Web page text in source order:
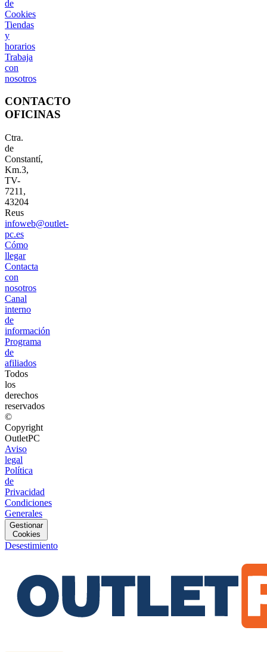
de
Cookies
Tiendas
y
horarios
Trabaja
con
nosotros
CONTACTO
OFICINAS
Ctra.
de
Constantí,
Km.3,
TV-
7211,
43204
Reus
infoweb@outlet-
pc.es
Cómo
llegar
Contacta
con
nosotros
Canal
interno
de
información
Programa
de
afiliados
Todos
los
derechos
reservados
©
Copyright
OutletPC
Aviso
legal
Política
de
Privacidad
Condiciones
Generales
Gestionar
Cookies
Desestimiento